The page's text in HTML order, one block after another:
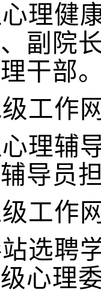
理健
副院
干部
级工作
理辅
导员
级工作
选聘
心理